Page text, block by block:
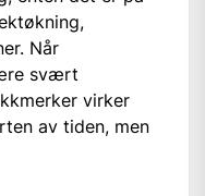
Når
svært
virker
av tiden, men